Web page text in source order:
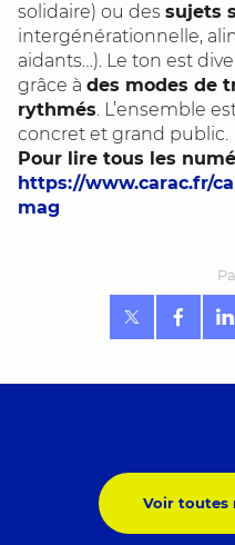
solidaire) ou des sujets
intergénérationnelle,
aidants…). Le ton est
grâce à des modes de
rythmés. L’ensemble
concret et grand public.
Pour lire tous les
https://www.carac.fr/
mag
Voir toutes